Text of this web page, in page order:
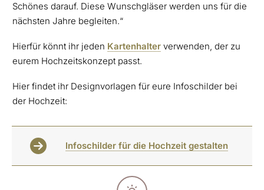
Schönes darauf. Diese Wunschgläser werden uns für die
nächsten Jahre begleiten.“
Hierfür könnt ihr jeden Kartenhalter verwenden, der zu
eurem Hochzeitskonzept passt.
Hier findet ihr Designvorlagen für eure Infoschilder bei
der Hochzeit:
Infoschilder für die Hochzeit gestalten